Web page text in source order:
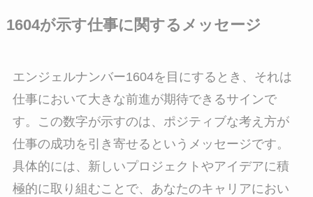
1604が示す仕事に関するメッセージ
エンジェルナンバー1604を目にするとき、それは
仕事において大きな前進が期待できるサインで
す。この数字が示すのは、ポジティブな考え方が
仕事の成功を引き寄せるというメッセージです。
具体的には、新しいプロジェクトやアイデアに積
極的に取り組むことで、あなたのキャリアにおい